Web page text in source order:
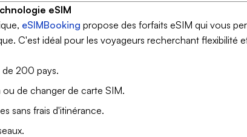
eSIM
eSIMBooking propose des forfaits eSIM qui vous
C'est idéal pour les voyageurs recherchant flexibilité
de 200 pays.
ou de changer de carte SIM.
sans frais d'itinérance.